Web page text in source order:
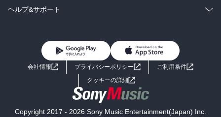
BL・TL
雑誌・グラビア
ラノベ
コミック
ライトノベル 男子向けラノベ
小説
海外小説
ヘルプ&サポート
よくあるご質問 お問い合わせ
会社情報 プライバシーポリシー
ご利用条件
クッキーの詳細
Copyright 2017 - 2026 Sony Music Entertainment(Japan) Inc.